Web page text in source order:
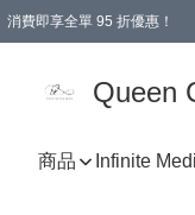
消費即享全單 95 折優惠！
Queen
商品 Infinite